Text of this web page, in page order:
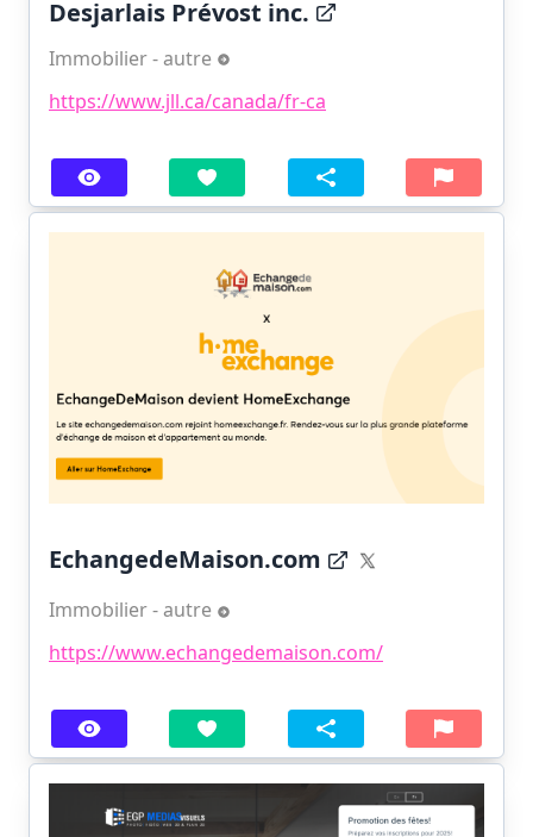
Desjarlais Prévost inc.
Immobilier - autre
https://www.jll.ca/canada/fr-ca
EchangedeMaison.com
Immobilier - autre
https://www.echangedemaison.com/